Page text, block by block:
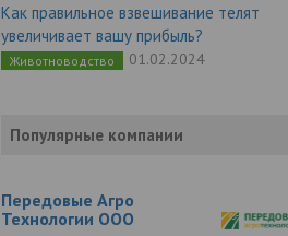
Как правильное взвешивание телят
увеличивает вашу прибыль?
Животноводство 01.02.2024
Популярные компании
Передовые Агро
Технологии ООО